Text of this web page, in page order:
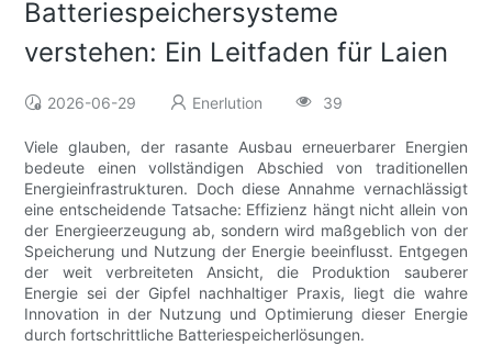
Batteriespeichersysteme
verstehen: Ein Leitfaden für Laien
2026-06-29 Enerlution 39
Viele glauben, der rasante Ausbau erneuerbarer Energien
bedeute einen vollständigen Abschied von traditionellen
Energieinfrastrukturen. Doch diese Annahme vernachlässigt
eine entscheidende Tatsache: Effizienz hängt nicht allein von
der Energieerzeugung ab, sondern wird maßgeblich von der
Speicherung und Nutzung der Energie beeinflusst. Entgegen
der weit verbreiteten Ansicht, die Produktion sauberer
Energie sei der Gipfel nachhaltiger Praxis, liegt die wahre
Innovation in der Nutzung und Optimierung dieser Energie
durch fortschrittliche Batteriespeicherlösungen.